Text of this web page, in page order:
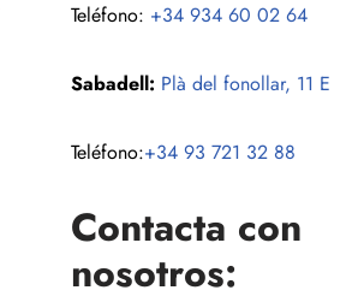
Teléfono: +34 934 60 02 64
Sabadell: Plà del fonollar, 11 E
Teléfono:+34 93 721 32 88
Contacta con
nosotros: